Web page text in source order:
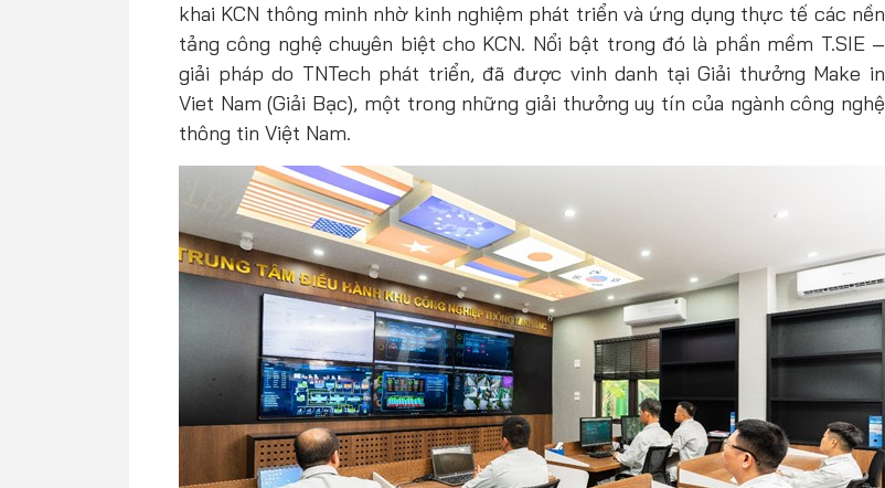
khai KCN thông minh nhờ kinh nghiệm phát triển và ứng dụng thực tế các nền
tảng công nghệ chuyên biệt cho KCN. Nổi bật trong đó là phần mềm T.SIE –
giải pháp do TNTech phát triển, đã được vinh danh tại Giải thưởng Make in
Viet Nam (Giải Bạc), một trong những giải thưởng uy tín của ngành công nghệ
thông tin Việt Nam.